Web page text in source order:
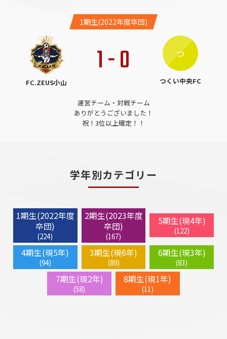
1期生(2022年度卒団)
FC.ZEUS小山
1-0 つ
つくい中央FC
運営チーム・対戦チーム
ありがとうございました！
祝！3位以上確定！！
学年別カテゴリー
1期生(2022年度
卒団)
(224)
2期生(2023年度
卒団)
(167)
5期生(現4年)
(122)
4期生(現5年)
(94)
3期生(現6年)
(89)
6期生(現3年)
(83)
7期生(現2年)
(58)
8期生(現1年)
(11)